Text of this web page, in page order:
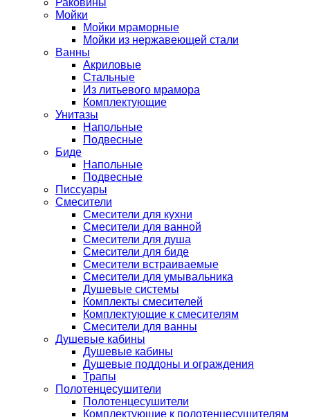
Раковины
Мойки
Мойки мраморные
Мойки из нержавеющей стали
Ванны
Акриловые
Стальные
Из литьевого мрамора
Комплектующие
Унитазы
Напольные
Подвесные
Биде
Напольные
Подвесные
Писсуары
Смесители
Смесители для кухни
Смесители для ванной
Смесители для душа
Смесители для биде
Смесители встраиваемые
Смесители для умывальника
Душевые системы
Комплекты смесителей
Комплектующие к смесителям
Смесители для ванны
Душевые кабины
Душевые кабины
Душевые поддоны и ограждения
Трапы
Полотенцесушители
Полотенцесушители
Комплектующие к полотенцесушителям